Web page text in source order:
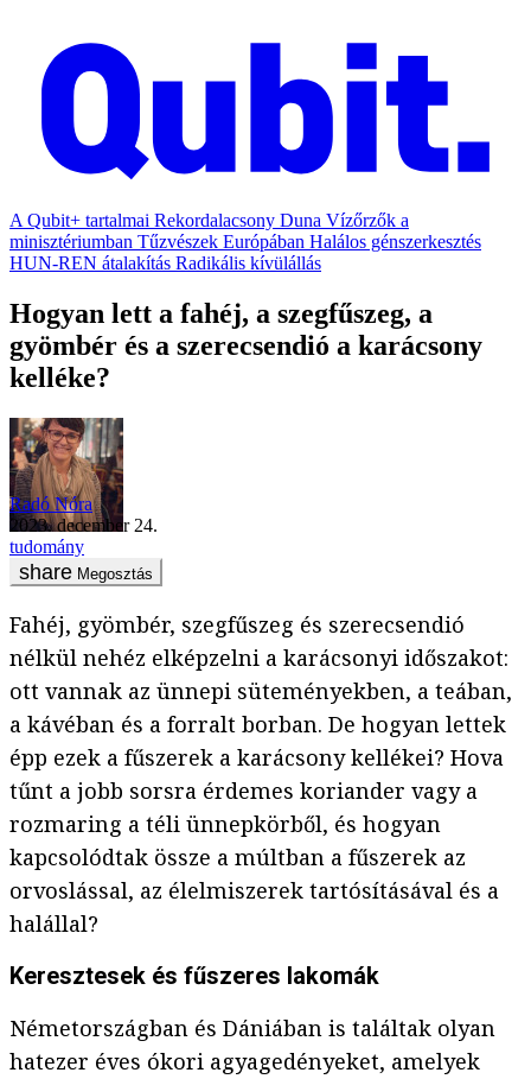
A Qubit+ tartalmai Rekordalacsony Duna Vízőrzők a
minisztériumban Tűzvészek Európában Halálos génszerkesztés
HUN-REN átalakítás Radikális kívülállás
Hogyan lett a fahéj, a szegfűszeg, a
gyömbér és a szerecsendió a karácsony
kelléke?
Radó Nóra
2023. december 24.
tudomány
Megosztás
Fahéj, gyömbér, szegfűszeg és szerecsendió
nélkül nehéz elképzelni a karácsonyi időszakot:
ott vannak az ünnepi süteményekben, a teában,
a kávéban és a forralt borban. De hogyan lettek
épp ezek a fűszerek a karácsony kellékei? Hova
tűnt a jobb sorsra érdemes koriander vagy a
rozmaring a téli ünnepkörből, és hogyan
kapcsolódtak össze a múltban a fűszerek az
orvoslással, az élelmiszerek tartósításával és a
halállal?
Keresztesek és fűszeres lakomák
Németországban és Dániában is találtak olyan
hatezer éves ókori agyagedényeket, amelyek